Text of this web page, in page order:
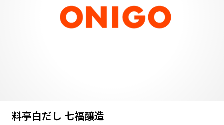
料亭白だし 七福醸造